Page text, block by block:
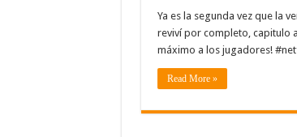
Ya es la segunda vez que la
reviví por completo, capitulo
máximo a los jugadores!
Read More »